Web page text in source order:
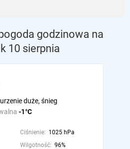
godzinowa na
10 sierpnia
-1°C
duże, śnieg
Ciśnienie: 1025 hPa
Wilgotność: 96%